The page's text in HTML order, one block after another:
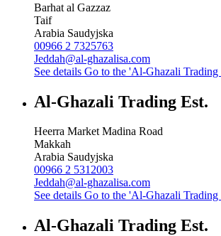
Barhat al Gazzaz
Taif
Arabia Saudyjska
00966 2 7325763
Jeddah@al-ghazalisa.com
See details Go to the 'Al-Ghazali Trading
Al-Ghazali Trading Est.
Heerra Market Madina Road
Makkah
Arabia Saudyjska
00966 2 5312003
Jeddah@al-ghazalisa.com
See details Go to the 'Al-Ghazali Trading
Al-Ghazali Trading Est.